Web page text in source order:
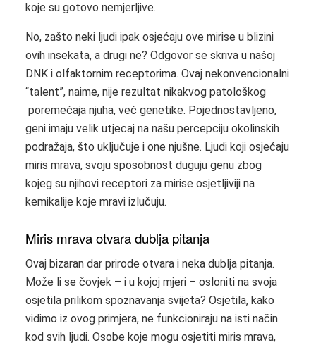
koje su gotovo nemjerljive.
No, zašto neki ljudi ipak osjećaju ove mirise u blizini
ovih insekata, a drugi ne? Odgovor se skriva u našoj
DNK i olfaktornim receptorima. Ovaj nekonvencionalni
“talent”, naime, nije rezultat nikakvog patološkog
poremećaja njuha, već genetike. Pojednostavljeno,
geni imaju velik utjecaj na našu percepciju okolinskih
podražaja, što uključuje i one njušne. Ljudi koji osjećaju
miris mrava, svoju sposobnost duguju genu zbog
kojeg su njihovi receptori za mirise osjetljiviji na
kemikalije koje mravi izlučuju.
Miris mrava otvara dublja pitanja
Ovaj bizaran dar prirode otvara i neka dublja pitanja.
Može li se čovjek – i u kojoj mjeri – osloniti na svoja
osjetila prilikom spoznavanja svijeta? Osjetila, kako
vidimo iz ovog primjera, ne funkcioniraju na isti način
kod svih ljudi. Osobe koje mogu osjetiti miris mrava,